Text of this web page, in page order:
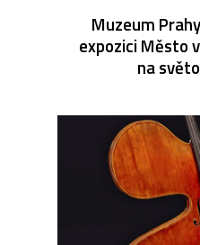
Muzeum
expozici Město
na